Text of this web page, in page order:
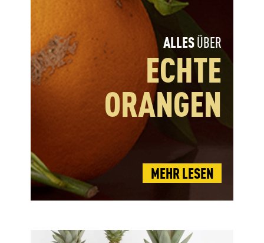
ALLESÜBER
ECHTE
ORANGEN
MEHR LESEN